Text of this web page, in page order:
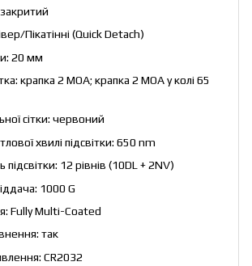
Пікатінні (Quick Detach)
20 мм
крапка 2 МОА; крапка 2 МОА у колі 65
сітки: червоний
хвилі підсвітки: 650 nm
підсвітки: 12 рівнів (10DL + 2NV)
1000 G
Fully Multi-Coated
так
CR2032